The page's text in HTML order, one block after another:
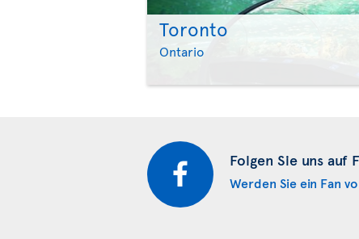
Toronto
Ontario
Folgen Sie uns auf
Werden Sie ein Fan